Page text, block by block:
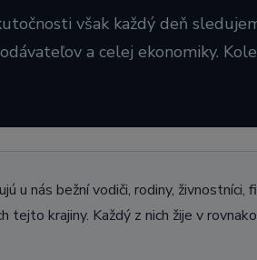
však každý deň
a celej ekonomiky.
u nás bežní vodiči, rodiny, živnostníci,
krajiny. Každý z nich žije v